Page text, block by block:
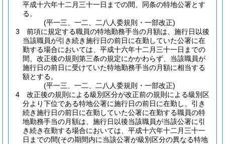
平成十六年十二月三十一日までの間、同条の特地公署とす
る。
(平一三、一二、二八人委規則・一部改正)
3
前項に規定する職員の特地勤務手当の月額は、施行日以後
当該職員が引き続き施行日の前日に在勤していた公署に在
勤する場合においては、平成十六年十二月三十一日までの
間、改正後の規則第三条の規定にかかわらず、当該職員が
施行日の前日に受けていた特地勤務手当の月額に相当する
額とする。
(平一三、一二、二八人委規則・一部改正)
4
改正後の規則による級別区分が改正前の規則による級別区
分より下位である特地公署に施行日の前日に在勤し、引き
続き施行日の前日に在勤していた公署に在勤する職員の特
地勤務手当の月額は、施行日以後当該職員が当該公署に引
き続き在勤する場合においては、平成十六年十二月三十一
日までの間(その期間内に当該公署が級別区分の異なる特地